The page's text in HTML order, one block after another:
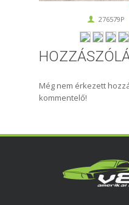
276579P
Még nem érkezett
kommentelő!